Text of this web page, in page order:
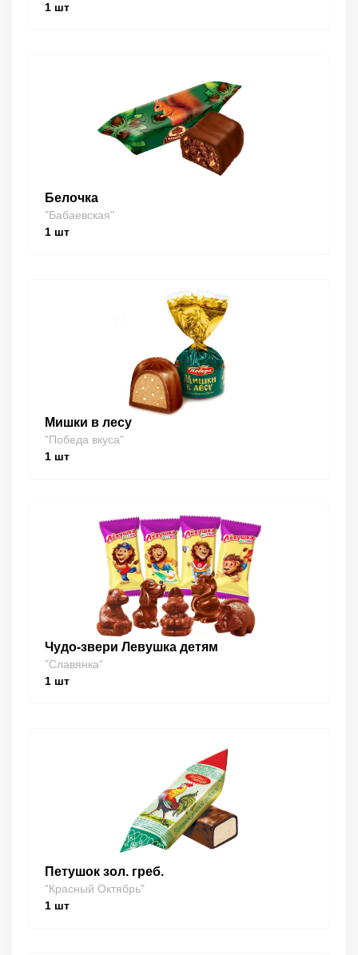
1 шт
Белочка
"Бабаевская"
1 шт
Мишки в лесу
"Победа вкуса"
1 шт
Чудо-звери Левушка детям
"Славянка"
1 шт
Петушок зол. греб.
"Красный Октябрь"
1 шт